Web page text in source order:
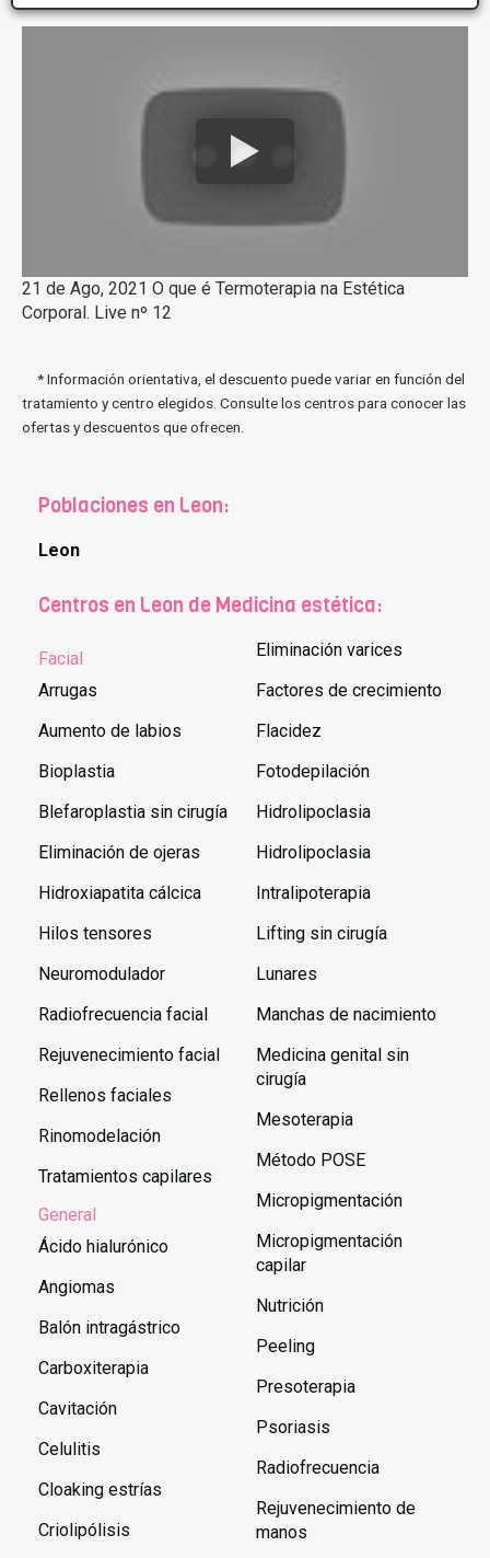
21 de Ago, 2021 O que é Termoterapia na Estética
Corporal. Live nº 12
* Información orientativa, el descuento puede variar en función del
tratamiento y centro elegidos. Consulte los centros para conocer las
ofertas y descuentos que ofrecen.
Poblaciones en Leon:
Leon
Centros en Leon de Medicina estética:
Facial
Arrugas
Aumento de labios
Bioplastia
Blefaroplastia sin cirugía
Eliminación de ojeras
Hidroxiapatita cálcica
Hilos tensores
Neuromodulador
Radiofrecuencia facial
Rejuvenecimiento facial
Rellenos faciales
Rinomodelación
Tratamientos capilares
General
Ácido hialurónico
Angiomas
Balón intragástrico
Carboxiterapia
Cavitación
Celulitis
Cloaking estrías
Criolipólisis
Eliminación varices
Factores de crecimiento
Flacidez
Fotodepilación
Hidrolipoclasia
Hidrolipoclasia
Intralipoterapia
Lifting sin cirugía
Lunares
Manchas de nacimiento
Medicina genital sin
cirugía
Mesoterapia
Método POSE
Micropigmentación
Micropigmentación
capilar
Nutrición
Peeling
Presoterapia
Psoriasis
Radiofrecuencia
Rejuvenecimiento de
manos